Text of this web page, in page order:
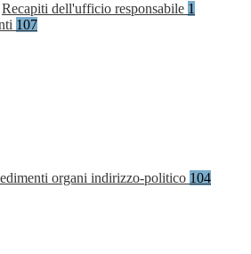
Recapiti dell'ufficio responsabile 1
107
organi indirizzo-politico 104